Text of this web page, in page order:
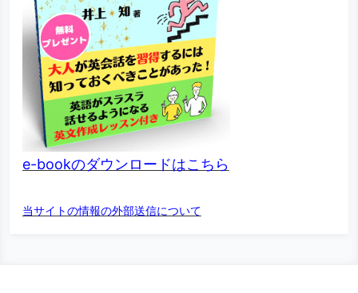
e-bookのダウンロードはこちら
当サイトの情報の外部送信について